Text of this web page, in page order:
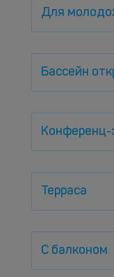
Для
Бассейн
Конференц-
Терраса
С балконом